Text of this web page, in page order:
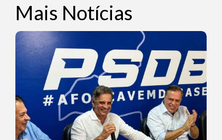
Mais Notícias